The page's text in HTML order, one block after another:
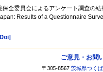
全委員会によるアンケート調査の
Results of a Questionnaire
ご意見・お問
〒305-8567茨城県つく